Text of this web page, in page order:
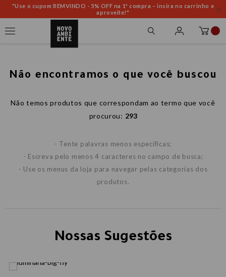
"Use o cupom BEMVINDO - 5% OFF na 1ª compra – insira no carrinho e
aproveite!"
Não encontramos o que você buscou
Não temos produtos que correspondam ao termo que você
procurou: 293
- Tente palavras menos especificas;
- Escreva pelo menos 4 caracteres no campo de busca;
- Use os menus da loja para navegar pelas categorias dos
produtos.
Nossas Sugestões